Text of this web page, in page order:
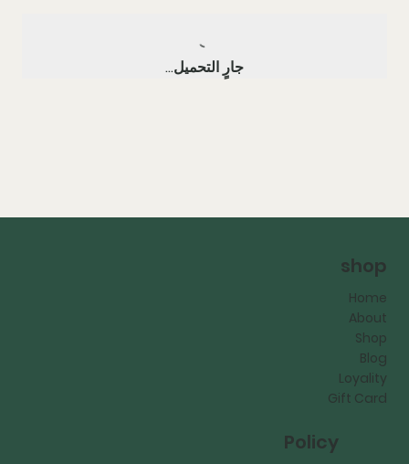
جارٍ التحميل...
shop
Home
About
Shop
Blog
Loyality
Gift Card
Policy